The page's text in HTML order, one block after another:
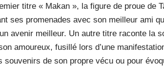
titre « Makan », la figure de proue de
ses promenades avec son meilleur ami
avenir meilleur. Un autre titre raconte la
amoureux, fusillé lors d’une
souvenirs de son propre vécu ou pour